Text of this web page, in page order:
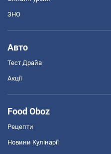
ЗНО
Авто
Тест Драйв
Акції
Food Oboz
Рецепти
Новини Кулінарії